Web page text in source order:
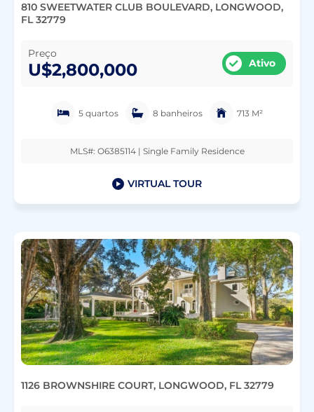
810 SWEETWATER CLUB BOULEVARD, LONGWOOD,
FL 32779
Preço
U$2,800,000 Ativo
5 quartos 8 banheiros 713 M²
MLS#: O6385114 | Single Family Residence
VIRTUAL TOUR
1126 BROWNSHIRE COURT, LONGWOOD, FL 32779